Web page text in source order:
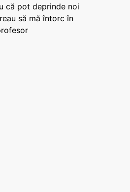
că pot deprinde noi
să mă întorc în